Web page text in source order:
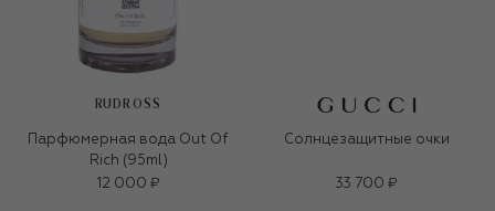
RUDROSS
Парфюмерная вода Out Of
Rich (95ml)
12 000 ₽
Солнцезащитные очки
33 700 ₽